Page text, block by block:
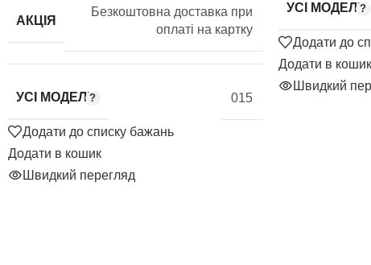
АКЦІЯ
Безкоштовна доставка при
оплаті на картку
УСІ МОДЕЛІ 015
Додати до списку бажань
Додати в кошик
Швидкий перегляд
УСІ МОДЕЛІ
Додати до
Додати в кошик
Швидкий